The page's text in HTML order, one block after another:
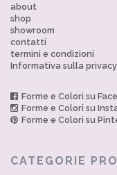
about
shop
showroom
contatti
termini e condizioni
Informativa sulla privacy
Forme e Colori su
Forme e Colori su
Forme e Colori su
CATEGORIE